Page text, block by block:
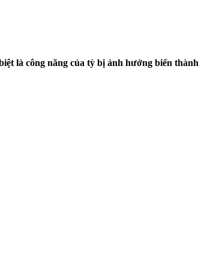
là công năng của tỳ bị ảnh hưởng biến thành